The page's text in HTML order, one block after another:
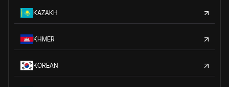
KAZAKH
KHMER
KOREAN